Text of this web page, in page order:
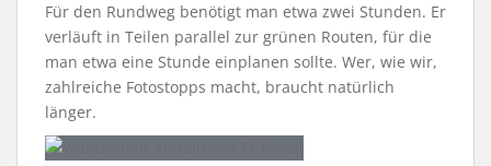
Für den Rundweg benötigt man etwa zwei Stunden. Er
verläuft in Teilen parallel zur grünen Routen, für die
man etwa eine Stunde einplanen sollte. Wer, wie wir,
zahlreiche Fotostopps macht, braucht natürlich
länger.